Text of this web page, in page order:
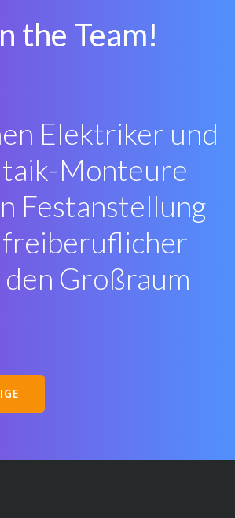
the Team!
Elektriker und
Monteure
Festanstellung
den Großraum